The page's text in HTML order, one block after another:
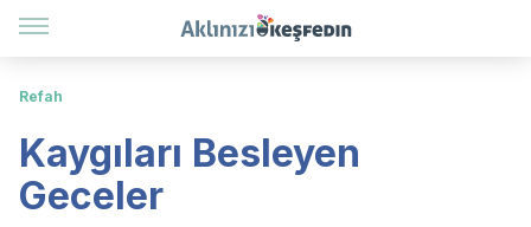
Refah
Kaygıları Besleyen
Geceler